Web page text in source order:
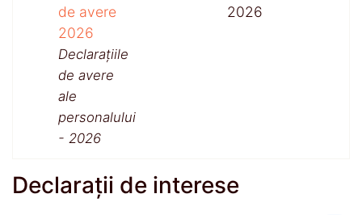
de avere
2026
Declarațiile
de avere
ale
personalului
- 2026
2026
Declarații de interese